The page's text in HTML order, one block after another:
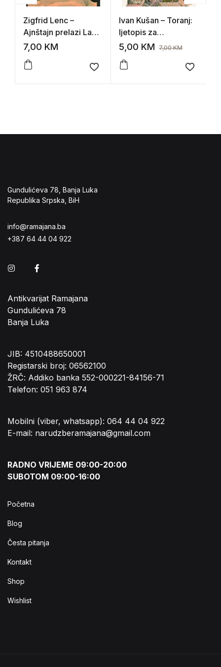
Zigfrid Lenc –
Ajnštajn prelazi Labu
kod Hamburga
7,00 KM
Add to wishlist
Ivan Kušan – Toranj:
ljetopis za
razbribrigu
5,00 KM 7,00KM
Add to
Gundulićeva 78, Banja Luka
Republika Srpska, BiH
info@ramajana.ba
+387 64 44 04 922
Instagram
Antikvarijat Ramajana
Gundulićeva 78
Banja Luka
JIB: 4510488650001
Registarski broj: 06562100
ŽRČ: Addiko banka 552-000221-84156-71
Telefon: 051 963 874
Mobilni (viber, whatsapp): 064 44 04 922
E-mail: narudzberamajana@gmail.com
RADNO VRIJEME 09:00-20:00
SUBOTOM 09:00-16:00
Početna
Blog
Česta pitanja
Kontakt
Shop
Wishlist